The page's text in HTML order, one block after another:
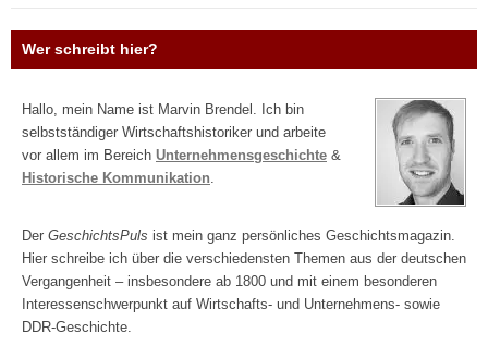
Wer schreibt hier?
Hallo, mein Name ist Marvin Brendel. Ich bin
selbstständiger Wirtschaftshistoriker und arbeite
vor allem im Bereich Unternehmensgeschichte &
Historische Kommunikation
Der GeschichtsPuls ist mein ganz persönliches Geschichtsmagazin.
Hier schreibe ich über die verschiedensten Themen aus der deutschen
Vergangenheit – insbesondere ab 1800 und mit einem besonderen
Interessenschwerpunkt auf Wirtschafts- und Unternehmens- sowie
DDR-Geschichte.